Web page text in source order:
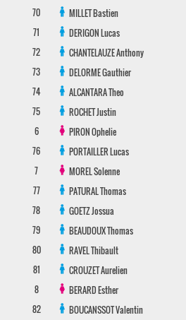
70 MILLETBastien
71
DERIGONLucas
72
CHANTELAUZEAnthony
73
DELORMEGauthier
74
ALCANTARATheo
75
ROCHETJustin
6
PIRONOphelie
76
PORTAILLERLucas
7
MORELSolenne
77
PATURALThomas
78
GOETZJossua
79
BEAUDOUXThomas
80
RAVELThibault
81
CROUZETAurelien
8
BERARDEsther
82
BOUCANSSOTValentin